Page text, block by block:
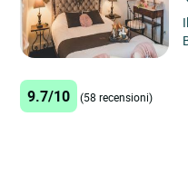
9.7/10 (58 recensioni)